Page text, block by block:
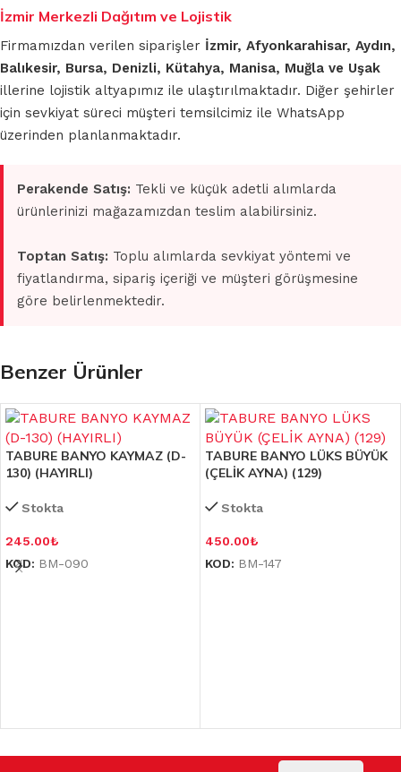
İzmir Merkezli Dağıtım ve Lojistik
Firmamızdan verilen siparişler İzmir, Afyonkarahisar, Aydın,
Balıkesir, Bursa, Denizli, Kütahya, Manisa, Muğla ve Uşak
illerine lojistik altyapımız ile ulaştırılmaktadır. Diğer şehirler
için sevkiyat süreci müşteri temsilcimiz ile WhatsApp
üzerinden planlanmaktadır.
Perakende Satış: Tekli ve küçük adetli alımlarda
ürünlerinizi mağazamızdan teslim alabilirsiniz.
Toptan Satış: Toplu alımlarda sevkiyat yöntemi ve
fiyatlandırma, sipariş içeriği ve müşteri görüşmesine
göre belirlenmektedir.
Benzer Ürünler
TABURE BANYO KAYMAZ (D-
130) (HAYIRLI)
Stokta
245.00₺
KOD: BM-090
TABURE BANYO LÜKS BÜYÜK
(ÇELİK AYNA) (129)
Stokta
450.00₺
KOD: BM-147